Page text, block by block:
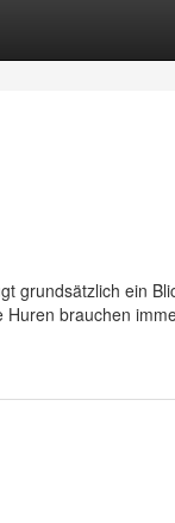
grundsätzlich ein
Huren brauchen